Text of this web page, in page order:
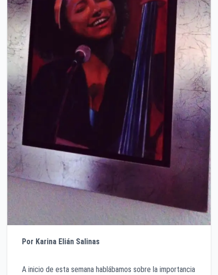
Por Karina Elián Salinas
A inicio de esta semana hablábamos sobre la importancia